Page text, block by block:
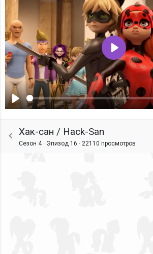
Воспроизвести
Хак-сан / Hack-San
Сезон 4 · Эпизод 16 · 22110 просмотров